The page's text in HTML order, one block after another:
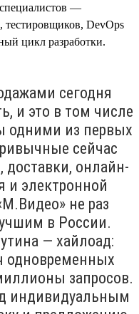
—
тестировщиков, DevOps
цикл разработки.
сегодня
и это в том числе
одними из первых
сейчас
онлайн-
и электронной
не раз
в России.
— хайлоад:
одновременных
запросов.
индивидуальным